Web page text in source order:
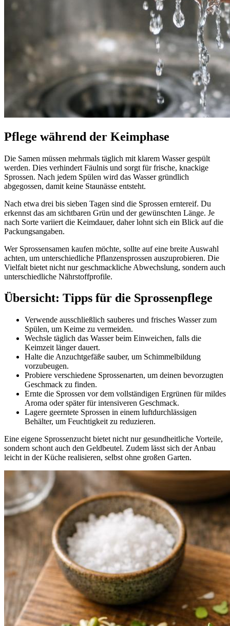
Pflege während der Keimphase
Die Samen müssen mehrmals täglich mit klarem Wasser gespült
werden. Dies verhindert Fäulnis und sorgt für frische, knackige
Sprossen. Nach jedem Spülen wird das Wasser gründlich
abgegossen, damit keine Staunässe entsteht.
Nach etwa drei bis sieben Tagen sind die Sprossen erntereif. Du
erkennst das am sichtbaren Grün und der gewünschten Länge. Je
nach Sorte variiert die Keimdauer, daher lohnt sich ein Blick auf die
Packungsangaben.
Wer Sprossensamen kaufen möchte, sollte auf eine breite Auswahl
achten, um unterschiedliche Pflanzensprossen auszuprobieren. Die
Vielfalt bietet nicht nur geschmackliche Abwechslung, sondern auch
unterschiedliche Nährstoffprofile.
Übersicht: Tipps für die Sprossenpflege
Verwende ausschließlich sauberes und frisches Wasser zum
Spülen, um Keime zu vermeiden.
Wechsle täglich das Wasser beim Einweichen, falls die
Keimzeit länger dauert.
Halte die Anzuchtgefäße sauber, um Schimmelbildung
vorzubeugen.
Probiere verschiedene Sprossenarten, um deinen bevorzugten
Geschmack zu finden.
Ernte die Sprossen vor dem vollständigen Ergrünen für mildes
Aroma oder später für intensiveren Geschmack.
Lagere geerntete Sprossen in einem luftdurchlässigen
Behälter, um Feuchtigkeit zu reduzieren.
Eine eigene Sprossenzucht bietet nicht nur gesundheitliche Vorteile,
sondern schont auch den Geldbeutel. Zudem lässt sich der Anbau
leicht in der Küche realisieren, selbst ohne großen Garten.